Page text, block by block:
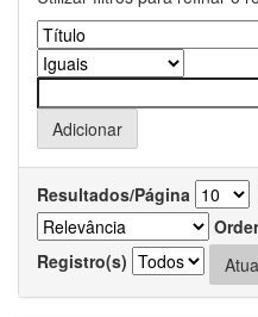
Resultados/Página
Registro(s)